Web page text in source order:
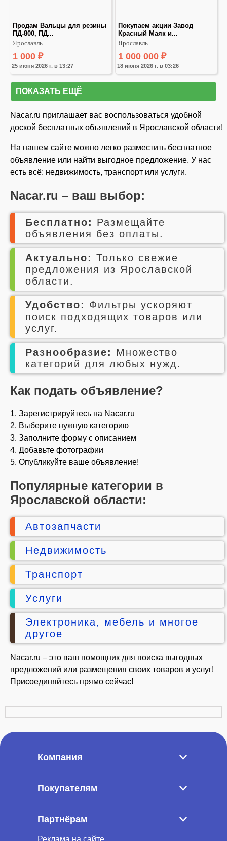
25 июня 2026 г. в 13:27
Продам Вальцы для резины
ПД-800, ПД...
Ярославль
1 000 ₽
18 июня 2026 г. в 03:26
Покупаем акции Завод
Красный Маяк и...
Ярославль
1 000 000 ₽
ПОКАЗАТЬ ЕЩЁ
Nacar.ru приглашает вас воспользоваться удобной
доской бесплатных объявлений в Ярославской области!
На нашем сайте можно легко разместить бесплатное
объявление или найти выгодное предложение. У нас
есть всё: недвижимость, транспорт или услуги.
Nacar.ru – ваш выбор:
Бесплатно: Размещайте
объявления без оплаты.
Aктуально: Только свежие
предложения из Ярославской
области.
Удобство: Фильтры ускоряют
поиск подходящих товаров или
услуг.
Разнообразие: Множество
категорий для любых нужд.
Как подать объявление?
1. Зарегистрируйтесь на Nacar.ru
2. Выберите нужную категорию
3. Заполните форму с описанием
4. Добавьте фотографии
5. Опубликуйте ваше объявление!
Популярные категории в
Ярославской области:
Автозапчасти
Недвижимость
Транспорт
Услуги
Электроника, мебель и многое
другое
Nacar.ru – это ваш помощник для поиска выгодных
предложений или размещения своих товаров и услуг!
Присоединяйтесь прямо сейчас!
Компания
Покупателям
Партнёрам